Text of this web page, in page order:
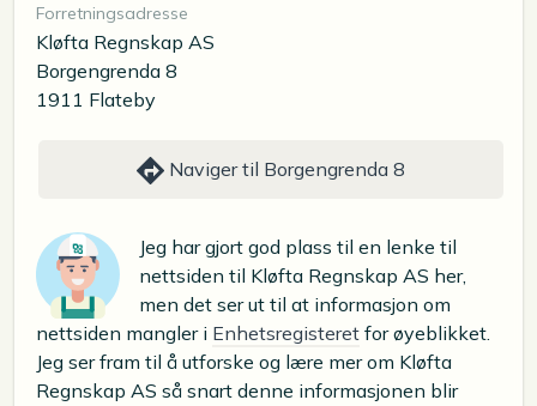
Forretningsadresse
Kløfta Regnskap AS
Borgengrenda 8
1911 Flateby
Naviger til Borgengrenda 8
Jeg har gjort god plass til en lenke til
nettsiden til Kløfta Regnskap AS her,
men det ser ut til at informasjon om
nettsiden mangler i Enhetsregisteret for øyeblikket.
Jeg ser fram til å utforske og lære mer om Kløfta
Regnskap AS så snart denne informasjonen blir